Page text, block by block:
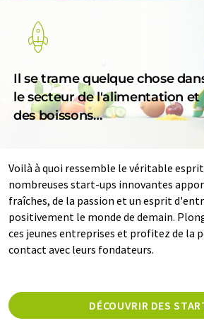
Il se trame quelque chose
le secteur de l'alimentation et
des boissons…
Voilà à quoi ressemble le véritable
nombreuses start-ups innovantes
fraîches, de la passion et un esprit
positivement le monde de demain.
ces jeunes entreprises et profitez de la
contact avec leurs fondateurs.
DÉCOUVRIR DES